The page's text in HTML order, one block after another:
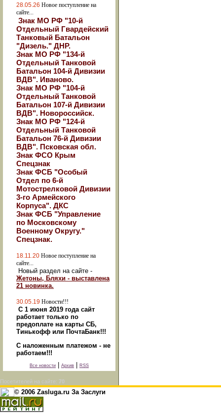
28.05.26 Новое поступление на
сайте...
Знак МО РФ "10-й
Отдельный Гвардейский
Танковый Батальон
"Дизель." ДНР.
Знак МО РФ "134-й
Отдельный Танковой
Батальон 104-й Дивизии
ВДВ". Иваново.
Знак МО РФ "104-й
Отдельный Танковой
Батальон 107-й Дивизии
ВДВ". Новороссийск.
Знак МО РФ "124-й
Отдельный Танковой
Батальон 76-й Дивизии
ВДВ". Псковская обл.
Знак ФСО Крым
Спецзнак
Знак ФСБ "Особый
Отдел по 6-й
Мотострелковой Дивизии
3-го Армейского
Корпуса". ДКС
Знак ФСБ "Управление
по Московскому
Военному Округу."
Спецзнак.
18.11.20 Новое поступление на
сайте...
Новый раздел на сайте -
Жетоны, Бляхи - выставлена
21 новинка.
30.05.19 Новости!!!
С 1 июня 2019 года сайт
работает только по
предоплате на карты СБ,
Тинькофф или ПочтаБанк!!!
С наложенным платежом - не
работаем!!!
Все новости Архив RSS
Посетителей на сайте: 70
© 2006 Zasluga.ru За Заслуги